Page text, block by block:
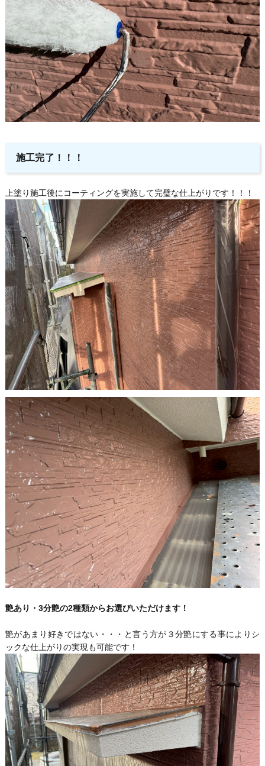
施工完了！！！
上塗り施工後にコーティングを実施して完璧な仕上がりです！！！
艶あり・3分艶の2種類からお選びいただけます！
艶があまり好きではない・・・と言う方が３分艶にする事によりシ
ックな仕上がりの実現も可能です！